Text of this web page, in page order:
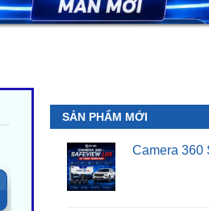
SẢN PHẨM MỚI
Camera 360